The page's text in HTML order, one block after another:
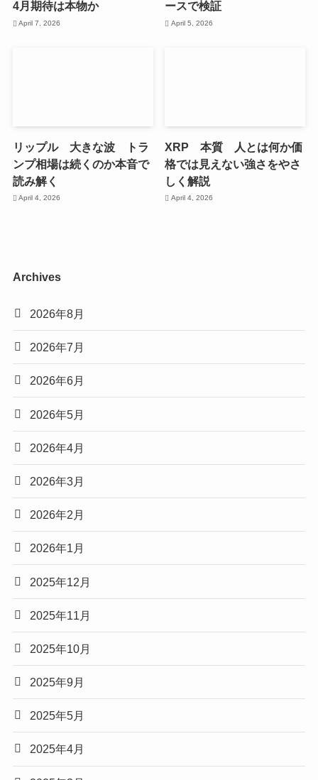
4月期待は本物か
April 7, 2026
ースで検証
April 5, 2026
リップル 大きな波 トラ
ンプ相場は続くのか本音で
読み解く
April 4, 2026
XRP 本質 人とは何か価
格では見えない強さをやさ
しく解説
April 4, 2026
Archives
2026年8月
2026年7月
2026年6月
2026年5月
2026年4月
2026年3月
2026年2月
2026年1月
2025年12月
2025年11月
2025年10月
2025年9月
2025年5月
2025年4月